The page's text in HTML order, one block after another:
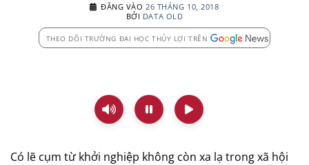
ĐĂNG VÀO 26 THÁNG 10, 2018
BỞI DATA OLD
THEO DÕI TRƯỜNG ĐẠI HỌC THỦY LỢI TRÊN
Có lẽ cụm từ khởi nghiệp không còn xa lạ trong xã hội